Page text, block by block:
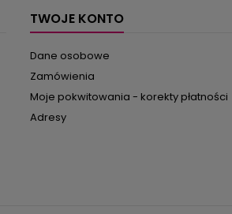
frędzlami, tuniki urzekające...
TWOJE KONTO
Dane osobowe
Zamówienia
Moje pokwitowania - korekty płatności
Adresy